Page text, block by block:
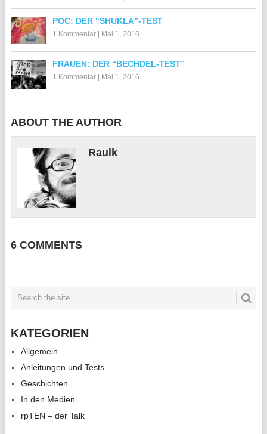
POC: DER “SHUKLA”-TEST
1 Kommentar| Mai 1, 2016
FRAUEN: DER “BECHDEL-TEST”
1 Kommentar| Mai 1, 2016
ABOUT THE AUTHOR
Raulk
6 COMMENTS
KATEGORIEN
Allgemein
Anleitungen und Tests
Geschichten
In den Medien
rpTEN – der Talk